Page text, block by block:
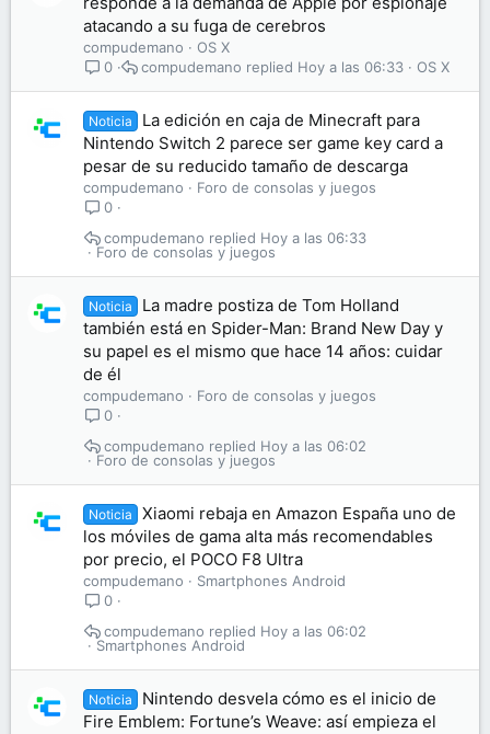
atacando a su fuga de cerebros
compudemano
OS X
0
OS X
Hoy a las 06:33
compudemano
Noticia
La edición en caja de Minecraft para
Nintendo Switch 2 parece ser game key card a
pesar de su reducido tamaño de descarga
compudemano
Foro de consolas y juegos
0
Foro de consolas y juegos
Hoy a las 06:33
compudemano
Noticia
La madre postiza de Tom Holland
también está en Spider-Man: Brand New Day y
su papel es el mismo que hace 14 años: cuidar
de él
compudemano
Foro de consolas y juegos
0
Foro de consolas y juegos
Hoy a las 06:02
compudemano
Noticia
Xiaomi rebaja en Amazon España uno de
los móviles de gama alta más recomendables
por precio, el POCO F8 Ultra
compudemano
Smartphones Android
0
Smartphones Android
Hoy a las 06:02
compudemano
Noticia
Nintendo desvela cómo es el inicio de
Fire Emblem: Fortune’s Weave: así empieza el